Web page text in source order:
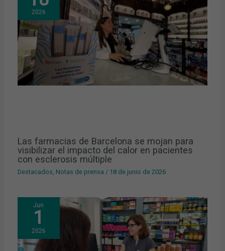
2026
Las farmacias de Barcelona se mojan para
visibilizar el impacto del calor en pacientes
con esclerosis múltiple
Destacados Notas de prensa / 18 de junio de 2026
Jun
1
2026